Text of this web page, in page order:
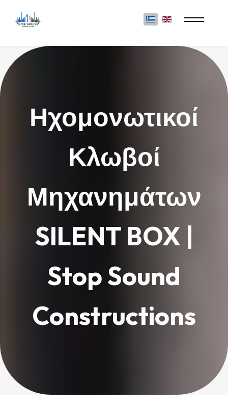
Επιλέξτε τη γλώσσα σας
Ηχομονωτικοί
Κλωβοί
Μηχανημάτων
SILENT BOX |
Stop Sound
Constructions